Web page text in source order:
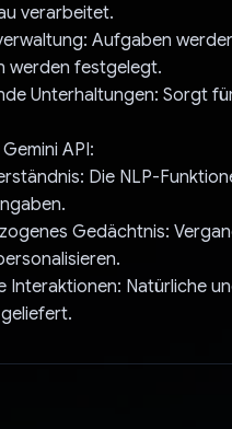
verarbeitet.
Aufgaben
werden festgelegt.
Unterhaltungen: Sorgt
API:
Die NLP-
Gedächtnis:
Interaktionen: Natürliche